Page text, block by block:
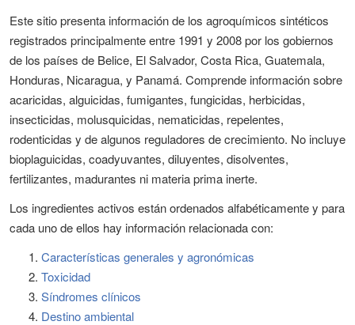
Este sitio presenta información de los agroquímicos sintéticos
registrados principalmente entre 1991 y 2008 por los gobiernos
de los países de Belice, El Salvador, Costa Rica, Guatemala,
Honduras, Nicaragua, y Panamá. Comprende información sobre
acaricidas, alguicidas, fumigantes, fungicidas, herbicidas,
insecticidas, molusquicidas, nematicidas, repelentes,
rodenticidas y de algunos reguladores de crecimiento. No incluye
bioplaguicidas, coadyuvantes, diluyentes, disolventes,
fertilizantes, madurantes ni materia prima inerte.
Los ingredientes activos están ordenados alfabéticamente y para
cada uno de ellos hay información relacionada con:
Características generales y agronómicas
Toxicidad
Síndromes clínicos
Destino ambiental